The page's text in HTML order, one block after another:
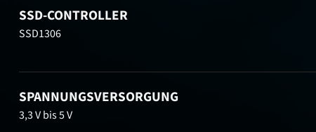
SSD-CONTROLLER
SSD1306
SPANNUNGSVERSORGUNG
3,3 V bis 5 V